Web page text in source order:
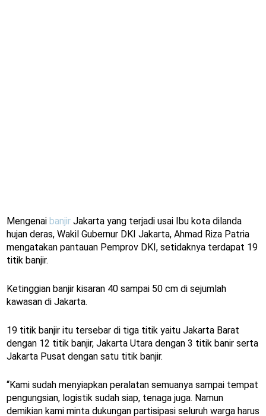
Mengenai banjir Jakarta yang terjadi usai Ibu kota dilanda
hujan deras, Wakil Gubernur DKI Jakarta, Ahmad Riza Patria
mengatakan pantauan Pemprov DKI, setidaknya terdapat 19
titik banjir.
Ketinggian banjir kisaran 40 sampai 50 cm di sejumlah
kawasan di Jakarta.
19 titik banjir itu tersebar di tiga titik yaitu Jakarta Barat
dengan 12 titik banjir, Jakarta Utara dengan 3 titik banir serta
Jakarta Pusat dengan satu titik banjir.
“Kami sudah menyiapkan peralatan semuanya sampai tempat
pengungsian, logistik sudah siap, tenaga juga. Namun
demikian kami minta dukungan partisipasi seluruh warga harus